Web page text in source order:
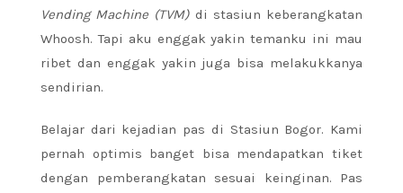
Vending Machine (TVM) di stasiun keberangkatan
Whoosh. Tapi aku enggak yakin temanku ini mau
ribet dan enggak yakin juga bisa melakukkanya
sendirian.
Belajar dari kejadian pas di Stasiun Bogor. Kami
pernah optimis banget bisa mendapatkan tiket
dengan pemberangkatan sesuai keinginan. Pas